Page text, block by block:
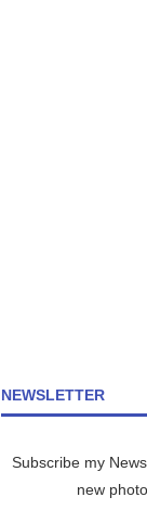
NEWSLETTER
Subscribe my
new